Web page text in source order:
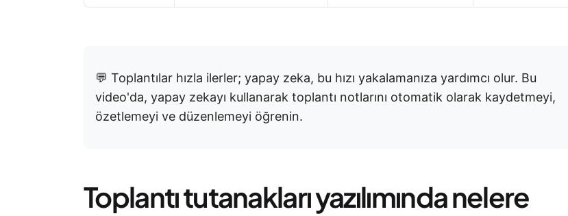
💬 Toplantılar hızla ilerler; yapay zeka, bu hızı yakalamanıza yardımcı olur. Bu
video'da, yapay zekayı kullanarak toplantı notlarını otomatik olarak kaydetmeyi,
özetlemeyi ve düzenlemeyi öğrenin.
Toplantı tutanakları yazılımında nelere